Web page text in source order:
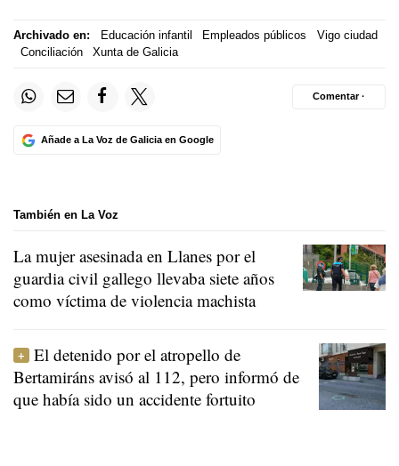
Archivado en: Educación infantil Empleados públicos
Vigo ciudad
Conciliación
Xunta de Galicia
Añade a La Voz de Galicia en Google
Comentar ·
También en La Voz
La mujer asesinada en Llanes por el
guardia civil gallego llevaba siete años
como víctima de violencia machista
El detenido por el atropello de
Bertamiráns avisó al 112, pero informó de
que había sido un accidente fortuito